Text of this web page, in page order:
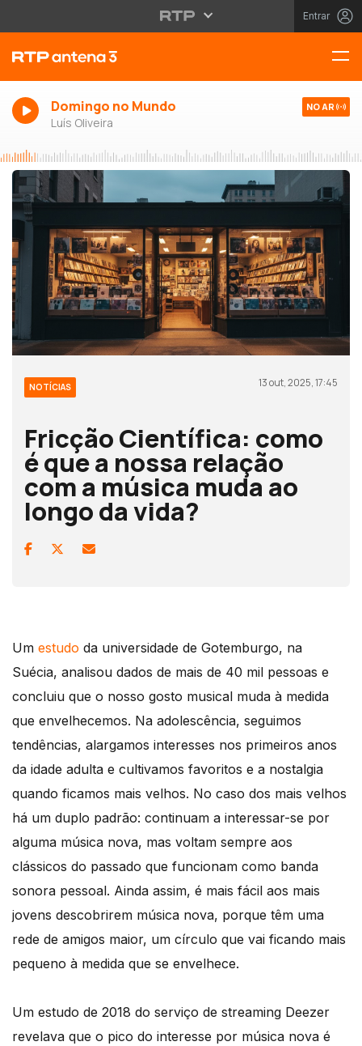
Entrar
Domingo no Mundo
Luís Oliveira
NO AR
NOTÍCIAS 13 out, 2025, 17:45
Fricção Científica: como
é que a nossa relação
com a música muda ao
longo da vida?
Um estudo da universidade de Gotemburgo, na
Suécia, analisou dados de mais de 40 mil pessoas e
concluiu que o nosso gosto musical muda à medida
que envelhecemos. Na adolescência, seguimos
tendências, alargamos interesses nos primeiros anos
da idade adulta e cultivamos favoritos e a nostalgia
quando ficamos mais velhos. No caso dos mais velhos
há um duplo padrão: continuam a interessar-se por
alguma música nova, mas voltam sempre aos
clássicos do passado que funcionam como banda
sonora pessoal. Ainda assim, é mais fácil aos mais
jovens descobrirem música nova, porque têm uma
rede de amigos maior, um círculo que vai ficando mais
pequeno à medida que se envelhece.
Um estudo de 2018 do serviço de streaming Deezer
revelava que o pico do interesse por música nova é